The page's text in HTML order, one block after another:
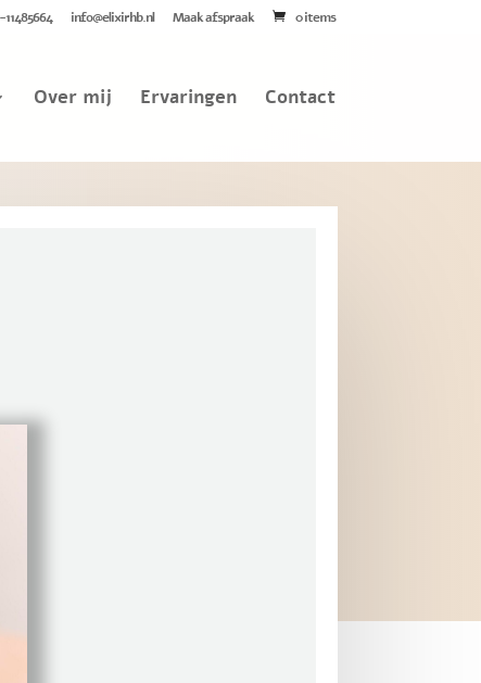
info@elixirhb.nl Maak afspraak 0 items
Over mij Ervaringen Contact